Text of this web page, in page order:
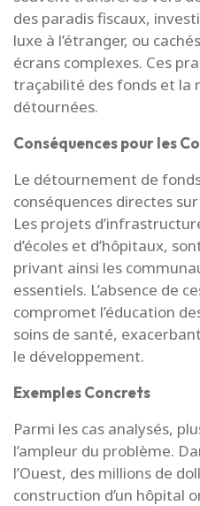
des paradis fiscaux,
luxe à l’étranger, ou
écrans complexes. Ces
traçabilité des fonds et la
détournées.
Conséquences pour les
Le détournement de
conséquences directes
Les projets
d’écoles et d’hôpitaux,
privant ainsi les
essentiels. L’absence de
compromet l’éducation
soins de santé,
le développement.
Exemples Concrets
Parmi les cas analysés,
l’ampleur du problème.
l’Ouest, des millions de
construction d’un hôpital